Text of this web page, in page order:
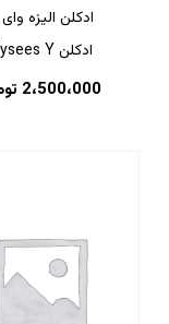
ادکلن الیزه
ادکلن Elysees Y
2،500،000